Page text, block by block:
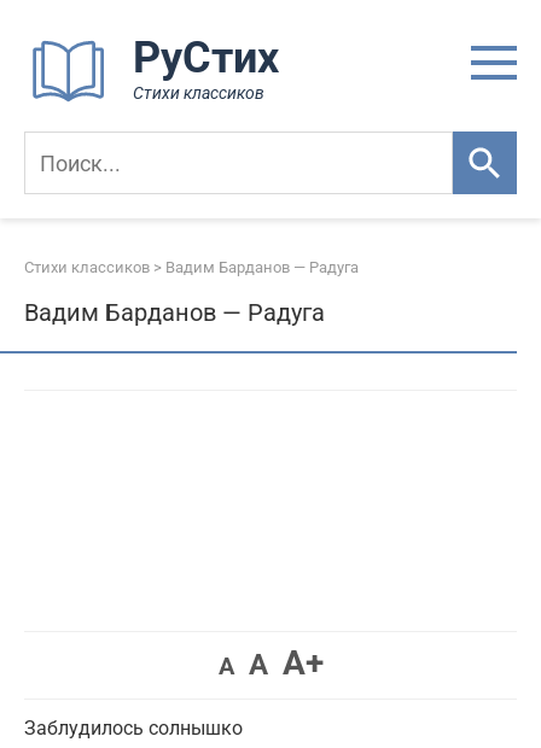
контенту
РуСтих
Стихи классиков
Стихи классиков > Вадим Барданов — Радуга
Вадим Барданов — Радуга
A A A+
Заблудилось солнышко